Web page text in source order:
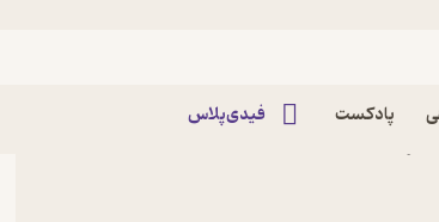
پادکست فیدی‌پلاس